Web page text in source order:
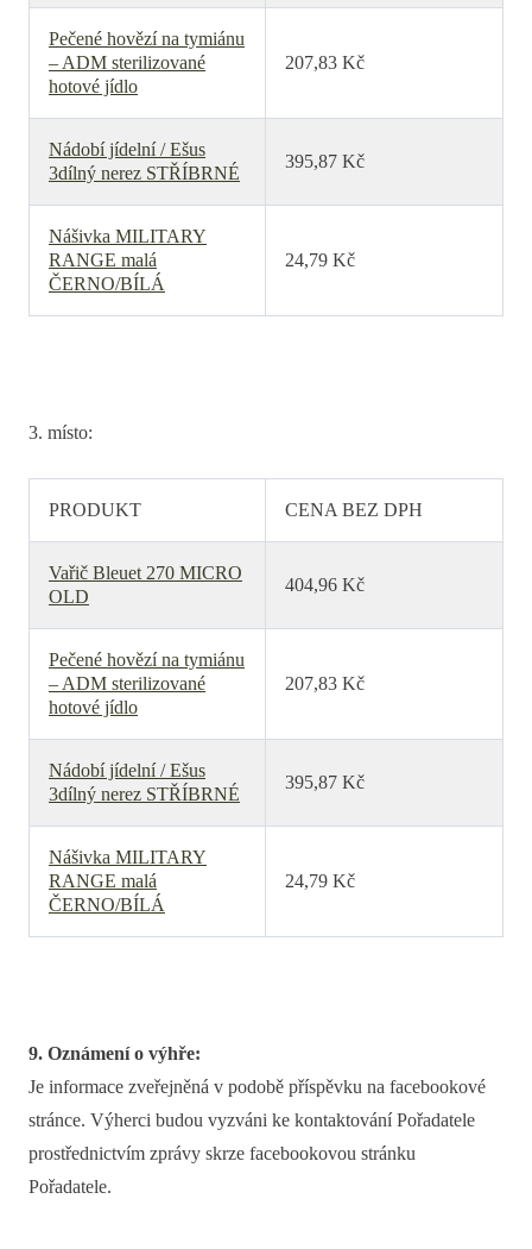
Pečené hovězí na tymiánu
– ADM sterilizované
hotové jídlo
207,83 Kč
Nádobí jídelní / Ešus
3dílný nerez STŘÍBRNÉ
395,87 Kč
Nášivka MILITARY
RANGE malá
ČERNO/BÍLÁ
24,79 Kč
3. místo:
PRODUKT CENA BEZ DPH
Vařič Bleuet 270 MICRO
OLD
404,96 Kč
Pečené hovězí na tymiánu
– ADM sterilizované
hotové jídlo
207,83 Kč
Nádobí jídelní / Ešus
3dílný nerez STŘÍBRNÉ
395,87 Kč
Nášivka MILITARY
RANGE malá
ČERNO/BÍLÁ
24,79 Kč
9. Oznámení o výhře:
Je informace zveřejněná v podobě příspěvku na facebookové
stránce. Výherci budou vyzváni ke kontaktování Pořadatele
prostřednictvím zprávy skrze facebookovou stránku
Pořadatele.